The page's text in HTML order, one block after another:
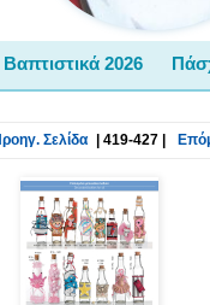
Βαπτιστικά 2026
Σελίδα 419-427